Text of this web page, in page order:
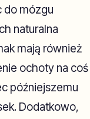
do mózgu
naturalna
mają również
ochoty na coś
późniejszemu
Dodatkowo,